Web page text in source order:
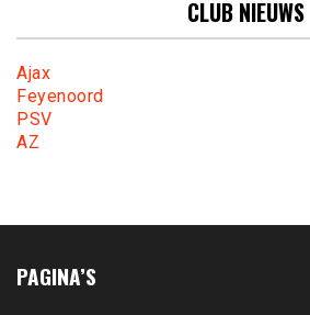
CLUB NIEUWS
Ajax
Feyenoord
PSV
AZ
PAGINA’S